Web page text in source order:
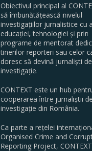
Obiectivul principal al
să îmbunătățească nivelul
investigațiilor jurnalistice cu
educației, tehnologiei și prin
programe de mentorat
tinerilor reporteri sau celor
doresc să devină jurnaliști de
investigație.
CONTEXT este un hub
cooperarea între jurnaliștii de
investigație din România.
Ca parte a rețelei
Organised Crime and
Reporting Project, CONTEXT